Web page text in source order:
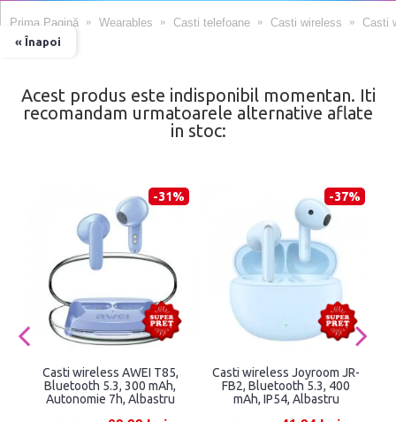
« Înapoi
Prima Pagină Wearables Casti telefoane Casti wireless Casti
Acest produs este indisponibil momentan. Iti
recomandam urmatoarele alternative aflate
in stoc:
-31%
Casti wireless AWEI T85,
Bluetooth 5.3, 300 mAh,
Autonomie 7h, Albastru
-37%
Casti wireless Joyroom JR-
FB2, Bluetooth 5.3, 400
mAh, IP54, Albastru